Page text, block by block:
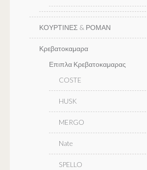
ΚΟΥΡΤΙΝΕΣ & ΡΟΜΑΝ
Κρεβατοκαμαρα
Επιπλα Κρεβατοκαμαρας
COSTE
HUSK
MERGO
Nate
SPELLO